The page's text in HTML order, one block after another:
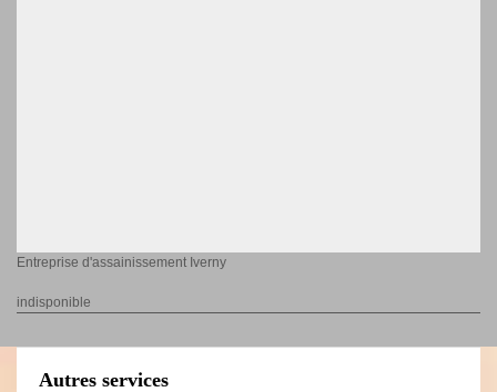
Entreprise d'assainissement Iverny
indisponible
Autres services